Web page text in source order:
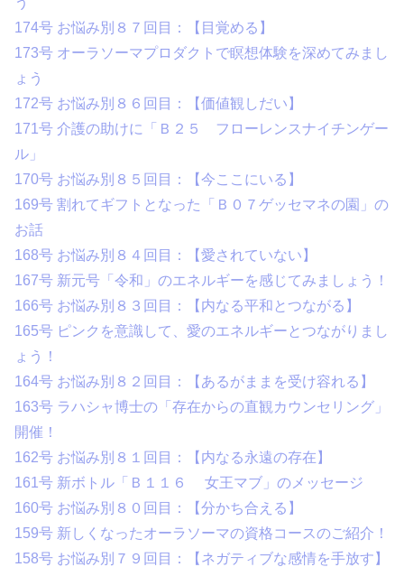
174号 お悩み別８７回目：【目覚める】
173号 オーラソーマプロダクトで瞑想体験を深めてみまし
ょう
172号 お悩み別８６回目：【価値観しだい】
171号 介護の助けに「Ｂ２５ フローレンスナイチンゲー
ル」
170号 お悩み別８５回目：【今ここにいる】
169号 割れてギフトとなった「Ｂ０７ゲッセマネの園」の
お話
168号 お悩み別８４回目：【愛されていない】
167号 新元号「令和」のエネルギーを感じてみましょう！
166号 お悩み別８３回目：【内なる平和とつながる】
165号 ピンクを意識して、愛のエネルギーとつながりまし
ょう！
164号 お悩み別８２回目：【あるがままを受け容れる】
163号 ラハシャ博士の「存在からの直観カウンセリング」
開催！
162号 お悩み別８１回目：【内なる永遠の存在】
161号 新ボトル「Ｂ１１６ 女王マブ」のメッセージ
160号 お悩み別８０回目：【分かち合える】
159号 新しくなったオーラソーマの資格コースのご紹介！
158号 お悩み別７９回目：【ネガティブな感情を手放す】